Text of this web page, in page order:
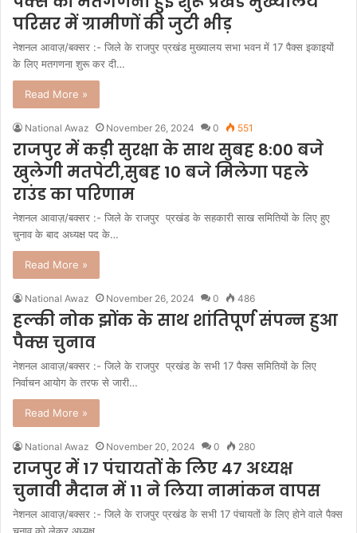
परिसर में ग्रामीणों की जुटी भीड़
नेशनल आवाज़/बक्सर :- जिले के राजपुर प्रखंड मुख्यालय सभा भवन में 17 पैक्स इकाइयों
के लिए मतगणना शुरू कर दी…
Read More »
National Awaz November 26, 2024 0 551
राजपुर में कड़ी सुरक्षा के साथ सुबह 8:00 बजे
खुलेगी मतपेटी,सुबह 10 बजे मिलेगा पहले
राउंड का परिणाम
नेशनल आवाज़/बक्सर :- जिले के राजपुर प्रखंड के सहकारी साख समितियों के लिए हुए
चुनाव के बाद अध्यक्ष पद के…
Read More »
National Awaz November 26, 2024 0 486
हल्की नोक झोंक के साथ शांतिपूर्ण संपन्न हुआ
पैक्स चुनाव
नेशनल आवाज़/बक्सर :- जिले के राजपुर प्रखंड के सभी 17 पैक्स समितियों के लिए
निर्वाचन आयोग के तरफ से जारी…
Read More »
National Awaz November 20, 2024 0 280
राजपुर में 17 पंचायतों के लिए 47 अध्यक्ष
चुनावी मैदान में 11 ने लिया नामांकन वापस
नेशनल आवाज़/बक्सर :- जिले के राजपुर प्रखंड के सभी 17 पंचायतों के लिए होने वाले पैक्स